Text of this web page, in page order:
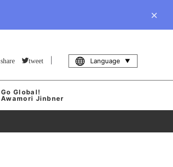
×
share tweet Language
Go Global!
Awamori Jinbner